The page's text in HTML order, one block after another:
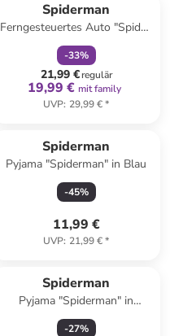
Spiderman
Ferngesteuertes Auto "Spidey
Web Crawler" - ab 3 Jahren
-33%
21,99 €regulär
19,99 € mit family
UVP: 29,99 €*
Spiderman
Pyjama "Spiderman" in Blau
-45%
11,99 €
UVP: 21,99 €*
Spiderman
Pyjama "Spiderman" in
Dunkelblau/ Rot
-27%